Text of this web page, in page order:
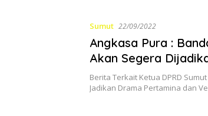
Sumut 22/09/2022
Angkasa Pura :
Akan Segera
Internasional
Berita Terkait Ketua DPRD
Jadikan Drama Pertamina dan